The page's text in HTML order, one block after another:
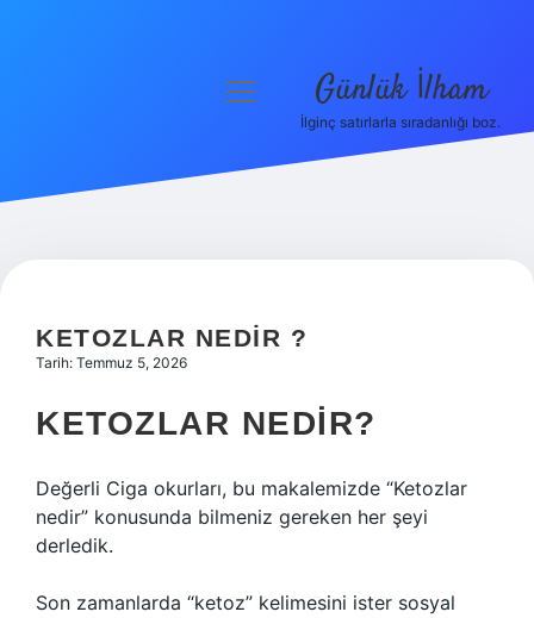
Hakkımızda
menüyü
Günlük İlham
İlginç satırlarla sıradanlığı boz.
KETOZLAR NEDIR ?
Tarih: Temmuz 5, 2026
KETOZLAR NEDIR?
Değerli Ciga okurları, bu makalemizde “Ketozlar
nedir” konusunda bilmeniz gereken her şeyi
derledik.
Son zamanlarda “ketoz” kelimesini ister sosyal